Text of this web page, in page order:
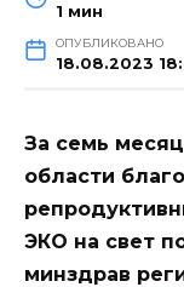
1 мин
ОПУБЛИКОВАНО
18.08.2023
За семь
области
ЭКО на свет
минздрав